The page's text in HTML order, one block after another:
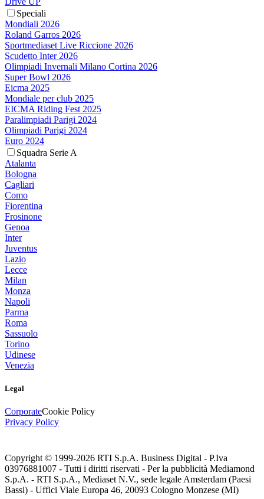
Speciali
Mondiali 2026
Roland Garros 2026
Sportmediaset Live Riccione 2026
Scudetto Inter 2026
Olimpiadi Invernali Milano Cortina 2026
Super Bowl 2026
Eicma 2025
Mondiale per club 2025
EICMA Riding Fest 2025
Paralimpiadi Parigi 2024
Olimpiadi Parigi 2024
Euro 2024
Squadra Serie A
Atalanta
Bologna
Cagliari
Como
Fiorentina
Frosinone
Genoa
Inter
Juventus
Lazio
Lecce
Milan
Monza
Napoli
Parma
Roma
Sassuolo
Torino
Udinese
Venezia
Legal
CorporateCookie Policy
Privacy Policy
Copyright © 1999-2026 RTI S.p.A. Business Digital - P.Iva
03976881007 - Tutti i diritti riservati - Per la pubblicità Mediamond
S.p.A. - RTI S.p.A., Mediaset N.V., sede legale Amsterdam (Paesi
Bassi) - Uffici Viale Europa 46, 20093 Cologno Monzese (MI)